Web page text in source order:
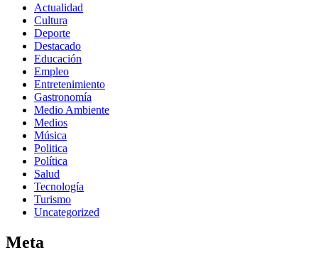
Actualidad
Cultura
Deporte
Destacado
Educación
Empleo
Entretenimiento
Gastronomía
Medio Ambiente
Medios
Música
Politica
Política
Salud
Tecnología
Turismo
Uncategorized
Meta